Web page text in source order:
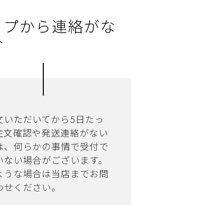
から連絡がな
いただいてから5日たっ
文確認や発送連絡がない
、何らかの事情で受付で
ない場合がございます。
うな場合は当店までお問
ください。